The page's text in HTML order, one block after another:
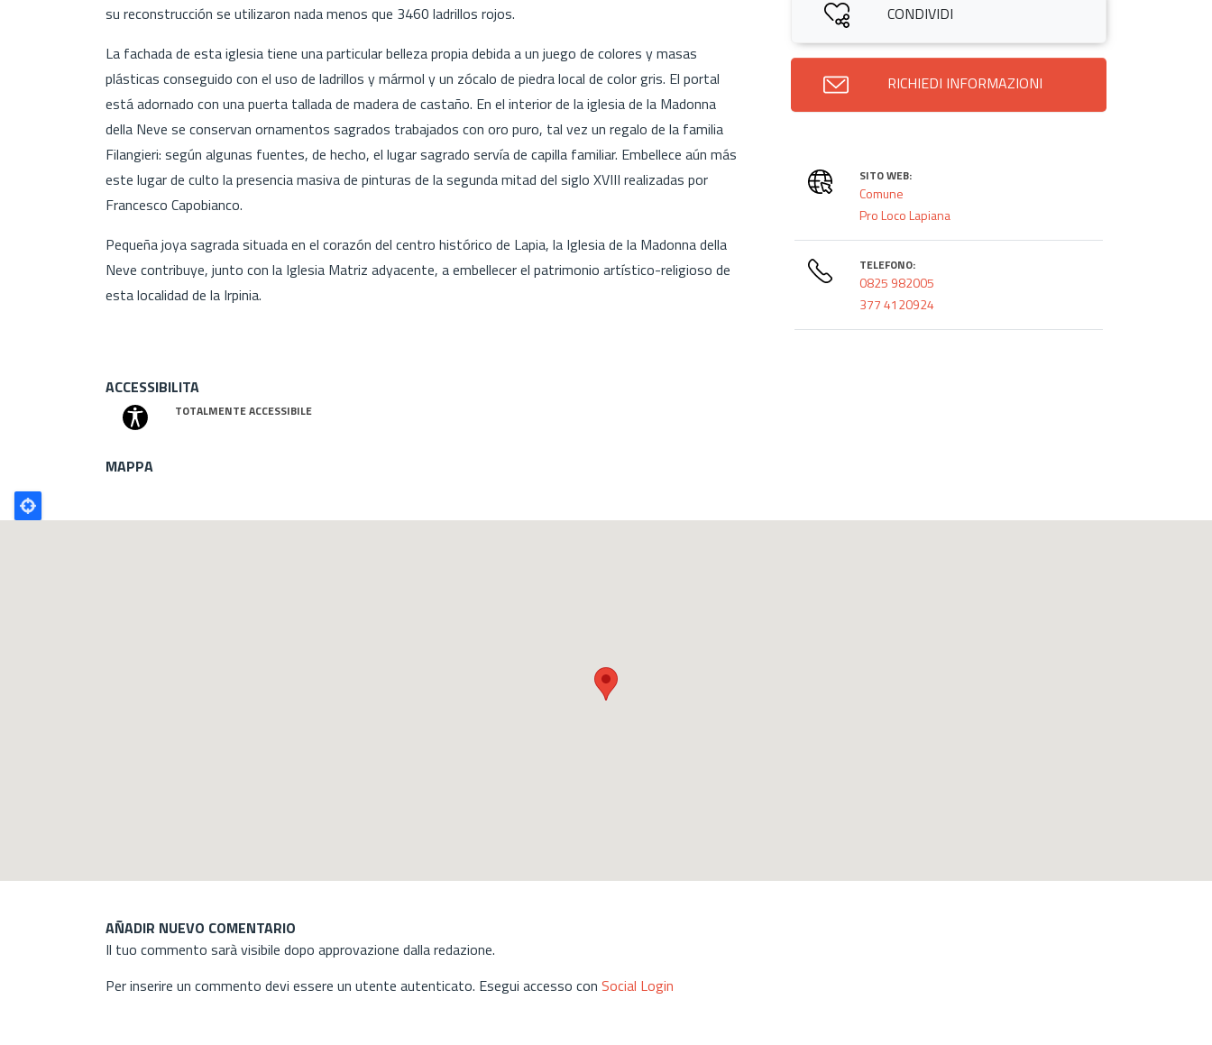
su reconstrucción se utilizaron nada menos que 3460 ladrillos rojos.
La fachada de esta iglesia tiene una particular belleza propia debida a un juego de colores y masas
plásticas conseguido con el uso de ladrillos y mármol y un zócalo de piedra local de color gris. El portal
está adornado con una puerta tallada de madera de castaño. En el interior de la iglesia de la Madonna
della Neve se conservan ornamentos sagrados trabajados con oro puro, tal vez un regalo de la familia
Filangieri: según algunas fuentes, de hecho, el lugar sagrado servía de capilla familiar. Embellece aún más
este lugar de culto la presencia masiva de pinturas de la segunda mitad del siglo XVIII realizadas por
Francesco Capobianco.
Pequeña joya sagrada situada en el corazón del centro histórico de Lapia, la Iglesia de la Madonna della
Neve contribuye, junto con la Iglesia Matriz adyacente, a embellecer el patrimonio artístico-religioso de
esta localidad de la Irpinia.
ACCESSIBILITA
TOTALMENTE ACCESSIBILE
CONDIVIDI
RICHIEDI INFORMAZIONI
SITO WEB:
Comune
Pro Loco Lapiana
TELEFONO:
0825 982005
377 4120924
MAPPA
Poligono
GEO
AÑADIR NUEVO COMENTARIO
Il tuo commento sarà visibile dopo approvazione dalla redazione.
Per inserire un commento devi essere un utente autenticato. Esegui accesso con Social Login